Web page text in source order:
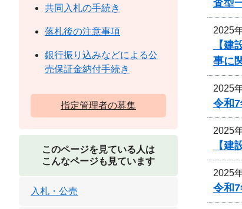
査型
2025
【
事に
2025
令和
2025
【
2025
令和
共同入札の手続き
落札後の注意事項
銀行振り込みなどによる公
売保証金納付手続き
指定管理者の募集
このページを見ている人は
こんなページも見ています
入札・公売